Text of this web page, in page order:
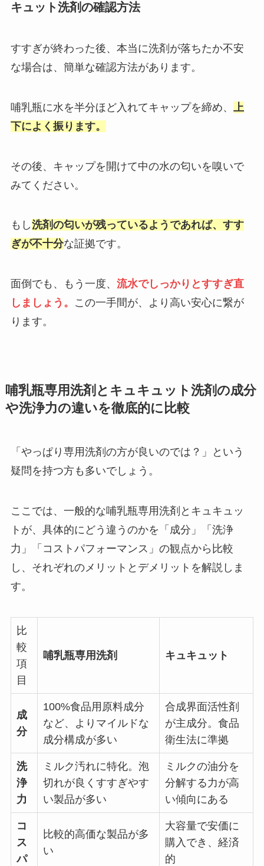
キュット洗剤の確認方法
すすぎが終わった後、本当に洗剤が落ちたか不安
な場合は、簡単な確認方法があります。
哺乳瓶に水を半分ほど入れてキャップを締め、
上
下によく振ります。
その後、キャップを開けて中の水の匂いを嗅いで
みてください。
もし洗剤の匂いが残っているようであれば、すす
ぎが不十分な証拠です。
面倒でも、もう一度、 流水でしっかりとすすぎ直
しましょう。
この一手間が、より高い安心に繋が
ります。
哺乳瓶専用洗剤とキュキュット洗剤の成分
や洗浄力の違いを徹底的に比較
「やっぱり専用洗剤の方が良いのでは？」という
疑問を持つ方も多いでしょう。
ここでは、一般的な哺乳瓶専用洗剤とキュキュッ
トが、具体的にどう違うのかを「成分」「洗浄
力」「コストパフォーマンス」の観点から比較
し、それぞれのメリットとデメリットを解説しま
す。
比
較
項
目
哺乳瓶専用洗剤 キュキュット
成
分
100%食品用原料成分
など、よりマイルドな
成分構成が多い
合成界面活性剤
が主成分。食品
衛生法に準拠
洗
浄
力
ミルク汚れに特化。泡
切れが良くすすぎやす
い製品が多い
ミルクの油分を
分解する力が高
い傾向にある
コ
ス
パ
比較的高価な製品が多
い
大容量で安価に
購入でき、経済
的